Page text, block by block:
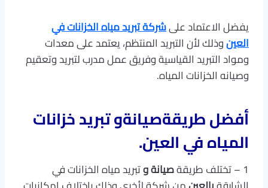
يفضل الاعتماد علىشركة تبريد مياه الخزانات في
العينوذلك لأن التبريد المنتظم، يعتمد على معدات
ومواد التبريد القياسية وفريق عمل مدرب لتبريد وتعقيم
وصيانه الخزانات المياه.
أفضل طريقةصيانةو تبريد خزانات
المياه في العين.
1 – تختلف طريقة صيانة وتبريد مياه الخزانات في